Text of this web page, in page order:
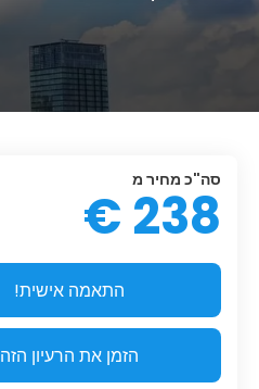
סה"כ מחיר מ
238 €
התאמה אישית!
הזמן את הרעיון הזה